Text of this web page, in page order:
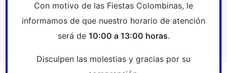
correcta higiene de cuerpo y rostro en
función de las patologías de cada
Con motivo de las Fiestas Colombinas, le
informamos de que nuestro horario de atención
será de 10:00 a 13:00 horas.
Disculpen las molestias y gracias por su